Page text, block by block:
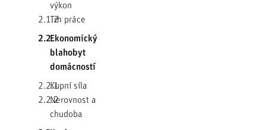
výkon
2.1.2Trh práce
2.2Ekonomický
blahobyt
domácností
2.2.1Kupní síla
2.2.2Nerovnost a
chudoba